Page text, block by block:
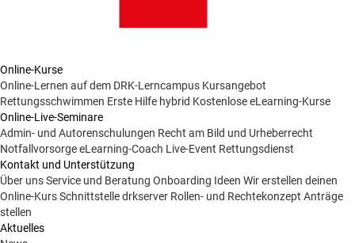
Online-Kurse
Online-Lernen auf dem DRK-Lerncampus Kursangebot
Rettungsschwimmen Erste Hilfe hybrid Kostenlose eLearning-Kurse
Online-Live-Seminare
Admin- und Autorenschulungen Recht am Bild und Urheberrecht
NotfallvorsorgeeLearning-Coach Live-Event Rettungsdienst
Kontakt und Unterstützung
Über unsService und Beratung Onboarding Ideen Wir erstellen deinen
Online-KursSchnittstelle drkserver Rollen- und Rechtekonzept Anträge
stellen
Aktuelles